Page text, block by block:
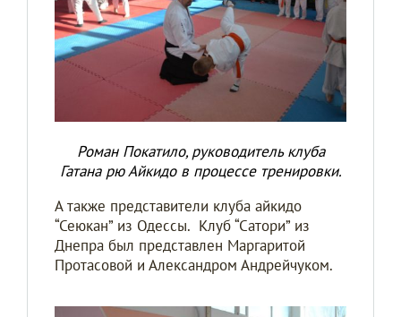
Роман Покатило, руководитель клуба
Гатана рю Айкидо в процессе тренировки.
А также представители клуба айкидо
“Сеюкан” из Одессы. Клуб “Сатори” из
Днепра был представлен Маргаритой
Протасовой и Александром Андрейчуком.